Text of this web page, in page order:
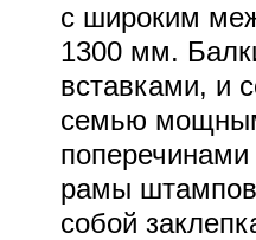
с широким
1300 мм.
вставками, и
семью
рамы
собой